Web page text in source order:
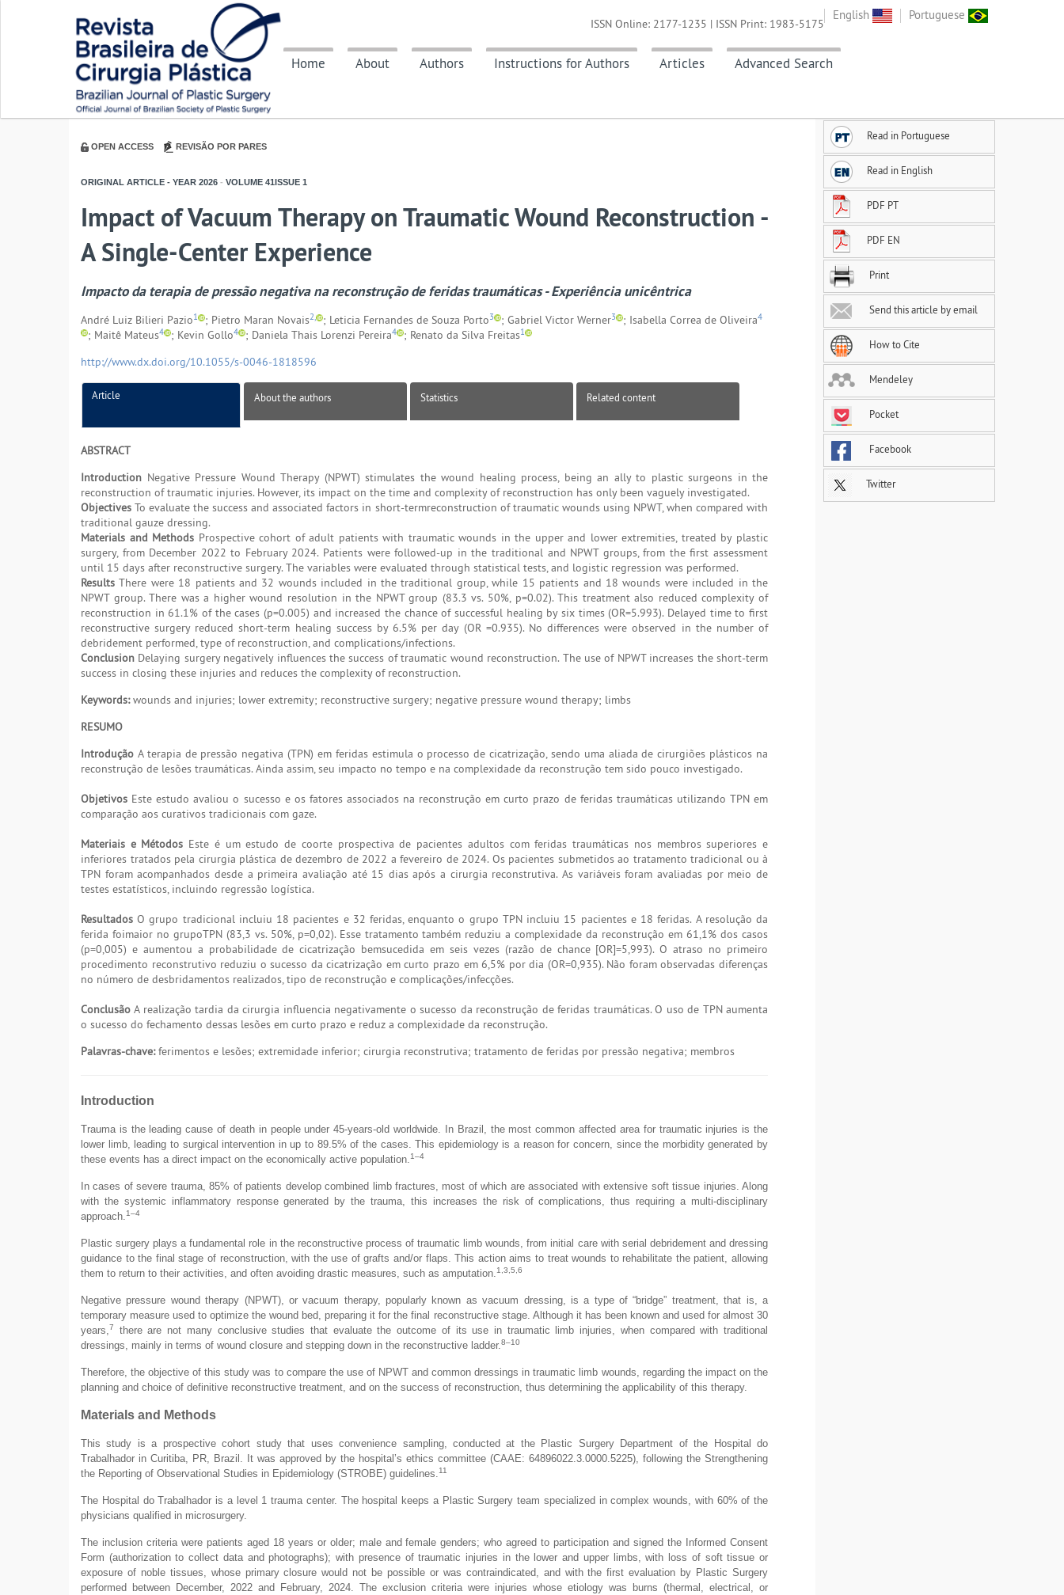
English Portuguese
Home About Authors Instructions for Authors Articles Advanced Search
ISSN Online: 2177-1235 | ISSN Print: 1983-5175
OPEN ACCESS REVISÃO POR PARES
ORIGINAL ARTICLE - YEAR 2026 - VOLUME 41ISSUE 1
Impact of Vacuum Therapy on Traumatic Wound Reconstruction -
A Single-Center Experience
Impacto da terapia de pressão negativa na reconstrução de feridas traumáticas - Experiência unicêntrica
André Luiz Bilieri Pazio1 ; Pietro Maran Novais2, ; Leticia Fernandes de Souza Porto3 ; Gabriel Victor Werner3 ; Isabella Correa de Oliveira4
; Maitê Mateus4 ; Kevin Gollo4 ; Daniela Thais Lorenzi Pereira4 ; Renato da Silva Freitas1
http://www.dx.doi.org/10.1055/s-0046-1818596
Article About the authors Statistics Related content
ABSTRACT
Introduction Negative Pressure Wound Therapy (NPWT) stimulates the wound healing process, being an ally to plastic surgeons in the
reconstruction of traumatic injuries. However, its impact on the time and complexity of reconstruction has only been vaguely investigated.
Objectives To evaluate the success and associated factors in short-termreconstruction of traumatic wounds using NPWT, when compared with
traditional gauze dressing.
Materials and Methods Prospective cohort of adult patients with traumatic wounds in the upper and lower extremities, treated by plastic
surgery, from December 2022 to February 2024. Patients were followed-up in the traditional and NPWT groups, from the first assessment
until 15 days after reconstructive surgery. The variables were evaluated through statistical tests, and logistic regression was performed.
Results There were 18 patients and 32 wounds included in the traditional group, while 15 patients and 18 wounds were included in the
NPWT group. There was a higher wound resolution in the NPWT group (83.3 vs. 50%, p=0.02). This treatment also reduced complexity of
reconstruction in 61.1% of the cases (p=0.005) and increased the chance of successful healing by six times (OR=5.993). Delayed time to first
reconstructive surgery reduced short-term healing success by 6.5% per day (OR =0.935). No differences were observed in the number of
debridement performed, type of reconstruction, and complications/infections.
Conclusion Delaying surgery negatively influences the success of traumatic wound reconstruction. The use of NPWT increases the short-term
success in closing these injuries and reduces the complexity of reconstruction.
Keywords:wounds and injuries; lower extremity; reconstructive surgery; negative pressure wound therapy; limbs
RESUMO
Introdução A terapia de pressão negativa (TPN) em feridas estimula o processo de cicatrização, sendo uma aliada de cirurgiões plásticos na
reconstrução de lesões traumáticas. Ainda assim, seu impacto no tempo e na complexidade da reconstrução tem sido pouco investigado.
Objetivos Este estudo avaliou o sucesso e os fatores associados na reconstrução em curto prazo de feridas traumáticas utilizando TPN em
comparação aos curativos tradicionais com gaze.
Materiais e Métodos Este é um estudo de coorte prospectiva de pacientes adultos com feridas traumáticas nos membros superiores e
inferiores tratados pela cirurgia plástica de dezembro de 2022 a fevereiro de 2024. Os pacientes submetidos ao tratamento tradicional ou à
TPN foram acompanhados desde a primeira avaliação até 15 dias após a cirurgia reconstrutiva. As variáveis foram avaliadas por meio de
testes estatísticos, incluindo regressão logística.
Resultados O grupo tradicional incluiu 18 pacientes e 32 feridas, enquanto o grupo TPN incluiu 15 pacientes e 18 feridas. A resolução da
ferida foimaior no grupoTPN (83,3 vs. 50%, p=0,02). Esse tratamento também reduziu a complexidade da reconstrução em 61,1% dos casos
(p=0,005) e aumentou a probabilidade de cicatrização bemsucedida em seis vezes (razão de chance [OR]=5,993). O atraso no primeiro
procedimento reconstrutivo reduziu o sucesso da cicatrização em curto prazo em 6,5% por dia (OR=0,935). Não foram observadas diferenças
no número de desbridamentos realizados, tipo de reconstrução e complicações/infecções.
Conclusão A realização tardia da cirurgia influencia negativamente o sucesso da reconstrução de feridas traumáticas. O uso de TPN aumenta
o sucesso do fechamento dessas lesões em curto prazo e reduz a complexidade da reconstrução.
Palavras-chave:ferimentos e lesões; extremidade inferior; cirurgia reconstrutiva; tratamento de feridas por pressão negativa; membros
Introduction
Trauma is the leading cause of death in people under 45-years-old worldwide. In Brazil, the most common affected area for traumatic injuries is the
lower limb, leading to surgical intervention in up to 89.5% of the cases. This epidemiology is a reason for concern, since the morbidity generated by
these events has a direct impact on the economically active population.1–4
In cases of severe trauma, 85% of patients develop combined limb fractures, most of which are associated with extensive soft tissue injuries. Along
with the systemic inflammatory response generated by the trauma, this increases the risk of complications, thus requiring a multi-disciplinary
approach.1–4
Plastic surgery plays a fundamental role in the reconstructive process of traumatic limb wounds, from initial care with serial debridement and dressing
guidance to the final stage of reconstruction, with the use of grafts and/or flaps. This action aims to treat wounds to rehabilitate the patient, allowing
them to return to their activities, and often avoiding drastic measures, such as amputation.1,3,5,6
Negative pressure wound therapy (NPWT), or vacuum therapy, popularly known as vacuum dressing, is a type of “bridge” treatment, that is, a
temporary measure used to optimize the wound bed, preparing it for the final reconstructive stage. Although it has been known and used for almost 30
years,7
there are not many conclusive studies that evaluate the outcome of its use in traumatic limb injuries, when compared with traditional
dressings, mainly in terms of wound closure and stepping down in the reconstructive ladder.8–10
Therefore, the objective of this study was to compare the use of NPWT and common dressings in traumatic limb wounds, regarding the impact on the
planning and choice of definitive reconstructive treatment, and on the success of reconstruction, thus determining the applicability of this therapy.
Materials and Methods
This study is a prospective cohort study that uses convenience sampling, conducted at the Plastic Surgery Department of the Hospital do
Trabalhador in Curitiba, PR, Brazil. It was approved by the hospital’s ethics committee (CAAE: 64896022.3.0000.5225), following the Strengthening
the Reporting of Observational Studies in Epidemiology (STROBE) guidelines.11
The Hospital do Trabalhador is a level 1 trauma center. The hospital keeps a Plastic Surgery team specialized in complex wounds, with 60% of the
physicians qualified in microsurgery.
The inclusion criteria were patients aged 18 years or older; male and female genders; who agreed to participation and signed the Informed Consent
Form (authorization to collect data and photographs); with presence of traumatic injuries in the lower and upper limbs, with loss of soft tissue or
exposure of noble tissues, whose primary closure would not be possible or was contraindicated, and with the first evaluation by Plastic Surgery
performed between December, 2022 and February, 2024. The exclusion criteria were injuries whose etiology was burns (thermal, electrical, or
Read in Portuguese
Read in English
PDF PT
PDF EN
Print
Send this article by email
How to Cite
Mendeley
Pocket
Facebook
Twitter